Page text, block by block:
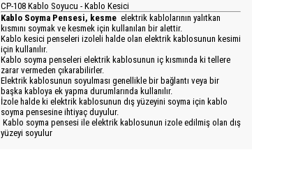
CP-108 Kablo Soyucu - Kablo Kesici
Kablo Soyma Pensesi, kesme elektrik kablolarının yalıtkan
kısmını soymak ve kesmek için kullanılan bir alettir.
Kablo kesici penseleri izoleli halde olan elektrik kablosunun kesimi
için kullanılır.
Kablo soyma penseleri elektrik kablosunun iç kısmında ki tellere
zarar vermeden çıkarabilirler.
Elektrik kablosunun soyulması genellikle bir bağlantı veya bir
başka kabloya ek yapma durumlarında kullanılır.
İzole halde ki elektrik kablosunun dış yüzeyini soyma için kablo
soyma pensesine ihtiyaç duyulur.
Kablo soyma pensesi ile elektrik kablosunun izole edilmiş olan dış
yüzeyi soyulur